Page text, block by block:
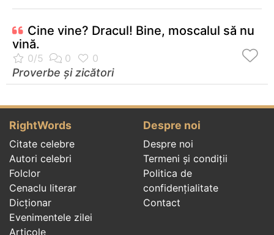
Cine vine? Dracul! Bine, moscalul să nu
vină.
Proverbe și zicători
RightWords
Citate celebre
Autori celebri
Folclor
Cenaclu literar
Dicționar
Evenimentele zilei
Articole
Despre noi
Despre noi
Termeni și condiții
Politica de
confidenţialitate
Contact